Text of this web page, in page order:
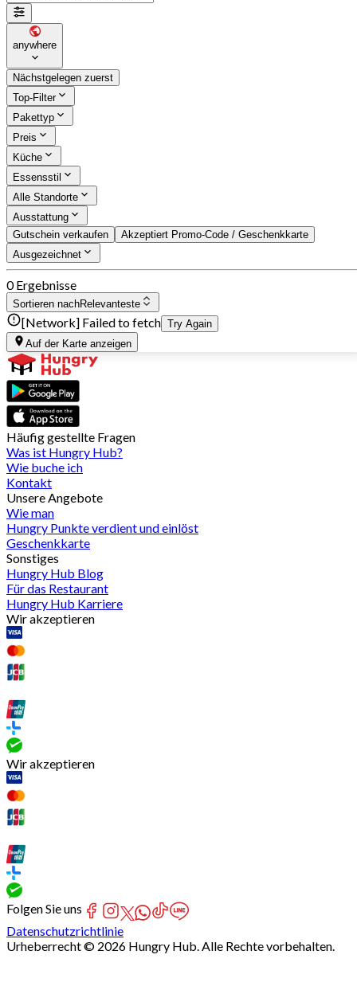
anywhere
Nächstgelegen zuerst
Top-Filter
Pakettyp
Preis
Küche
Essensstil
Alle Standorte
Ausstattung
Gutschein verkaufen
Akzeptiert Promo-Code / Geschenkkarte
Ausgezeichnet
0 Ergebnisse
Sortieren nachRelevanteste
[Network] Failed to fetch Try Again
Auf der Karte anzeigen
Häufig gestellte Fragen
Was ist Hungry Hub?
Wie buche ich
Kontakt
Unsere Angebote
Wie man
Hungry Punkte verdient und einlöst
Geschenkkarte
Sonstiges
Hungry Hub Blog
Für das Restaurant
Hungry Hub Karriere
Wir akzeptieren
Wir akzeptieren
Folgen Sie uns
Datenschutzrichtlinie
Urheberrecht © 2026 Hungry Hub. Alle Rechte vorbehalten.